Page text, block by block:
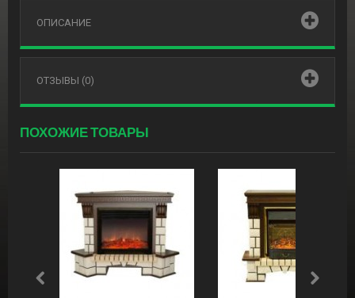
ОПИСАНИЕ
ОТЗЫВЫ (0)
ПОХОЖИЕ ТОВАРЫ